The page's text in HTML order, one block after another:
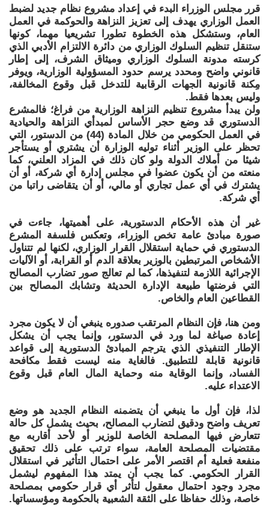
قرر مجلس الوزراء البدء في إعداد مشروع نظام جديد لضبط
العمل الوزاري يهدف إلى تعزيز النزاهة والحوكمة في العمل
العام، وستشكل هذه الخطوة تطورا تشريعيا مهما، كونها
ستنقل تنظيم السلوك الوزاري من دائرة الالتزام الأدبي الذي
كرسته مدونة السلوك الوزاري وميثاق الشرف، إلى إطار
قانوني واضح ومحدد يرسم حدود المسؤولية الوزارية، ويوفر
مِكنة قانونية الجهات الرقابية للتدخل قبل وقوع المخالفة،
وليس بعدها فقط.
ولن يبدأ مشروع تنظيم النزاهة الوزارية من فراغ؛ فالمشرع
الدستوري قد وضع حجر الأساس لمبدأي النزاهة والحيادية
في العمل الحكومي من خلال المادة (44) من الدستور، التي
تحظر على الوزير أثناء توليه الوزارة أن يشتري أو يستأجر
شيئا من أملاك الدولة ولو كان ذلك في المزاد العلني، كما
منعته من أن يكون عضوا في مجلس إدارة أي شركة، أو أن
يشترك في أي عمل تجاري أو مالي، أو أن يتقاضى راتبا من
أي شركة.
غير أن هذه الأحكام الدستورية، على أهميتها، جاءت في
صورة مبادئ عامة تخص الوزراء، وتعكس فلسفة المشرع
الدستوري في حماية استقلال القرار الوزاري، لكنها لم تتناول
الأشخاص المرتبطين بالوزير بعلاقة الدم أو القرابة، أو الآليات
الإجرائية اللازمة لتنفيذها، كما لم تعالج صور تضارب المصالح
التي فرضتها طبيعة الإدارة الحديثة وتشابك المصالح بين
القطاعين العام والخاص.
ومن هنا، فإن النظام المرتقب صدوره ينبغي أن لا يكون مجرد
إعادة صياغة لما ورد في الدستور، وإنما يجب أن يشكل
الإطار التنفيذي الذي يترجم المبادئ الدستورية إلى قواعد
قانونية قابلة للتطبيق. فالغاية منه ليست فقط مكافحة
الفساد، وإنما الوقاية منه وحماية المال العام قبل وقوع
الاعتداء عليه.
لذا، فإن أول ما ينبغي أن يتضمنه النظام الجديد هو وضع
تعريف واضح ودقيق لتضارب المصالح، بحيث يشمل كل حالة
تتعارض فيها المصلحة الخاصة للوزير أو لأحد أقاربه مع
مقتضيات المصلحة العامة، سواء ترتب على ذلك تحقيق
منفعة فعلية أم اقتصر الأمر على احتمال التأثير في استقلال
القرار الحكومي. كما يجب أن يمتد هذا المفهوم ليشمل
مجرد وجود احتمال معقول لتأثر أي قرار حكومي بمصلحة
خاصة، وذلك حفاظا على الثقة الشعبية بالحكومة ومؤسساتها.